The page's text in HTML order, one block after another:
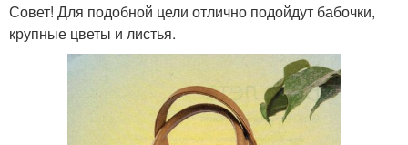
Совет! Для подобной цели отлично подойдут бабочки,
крупные цветы и листья.